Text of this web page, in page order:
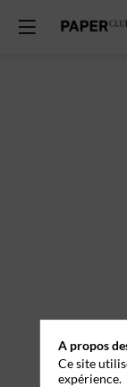
A propos
Ce site
expérience.